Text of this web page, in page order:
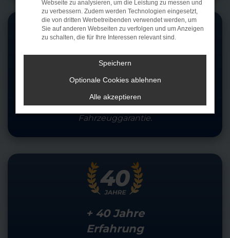
Fahrzeug
Garantie
Auf Wunsch 5 Jahre
Fahrzeuggarantie.
+ 40 Jahre
Erfahrung
Webseite zu analysieren, um die Leistung zu messen und
zu verbessern. Zudem werden Technologien eingesetzt,
die von dritten Werbetreibenden verwendet werden, um
Sie auf anderen Webseiten zu verfolgen und um Anzeigen
zu schalten, die für Ihre Interessen relevant sind.
Speichern
Optionale Cookies ablehnen
Alle akzeptieren